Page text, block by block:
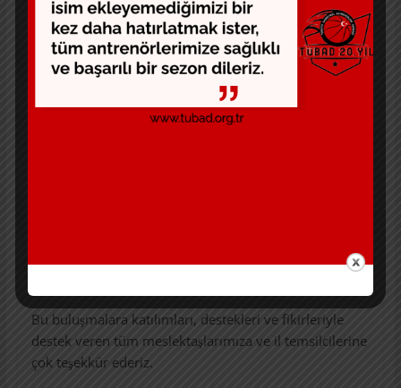
Bu konular hakkında Milli Eğitim ve Spor Bakanlığı’nın
altyapılar için antrenmanlara başlanması konusunda
bir talimatı olmadığı, kayıp jenerasyon için konunun
TBF Milli Takımlar Departmanında olduğu ancak FIBA
yaş kategorilerinde bir değişiklik yapmaz ise bizde de
iletilmesi konusunda derneğimizin de bu iletişime
Bu buluşmalara katılımları, destekleri ve fikirleriyle
destek veren tüm meslektaşlarımıza ve il temsilcilerine
çok teşekkür ederiz.